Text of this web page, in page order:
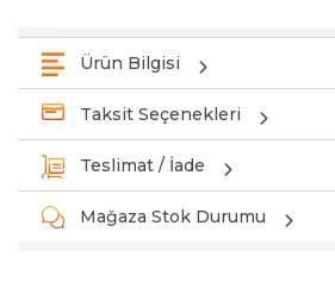
Ürün Bilgisi
Taksit Seçenekleri
Teslimat / İade
Mağaza Stok Durumu